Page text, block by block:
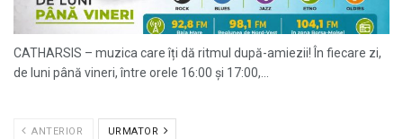
CATHARSIS – muzica care îți dă ritmul după-amiezii! În fiecare zi,
de luni până vineri, între orele 16:00 și 17:00,...
ANTERIOR URMATOR